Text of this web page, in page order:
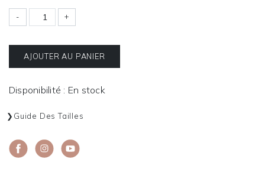
- +
AJOUTER AU PANIER
Disponibilité : En stock
Guide Des Tailles